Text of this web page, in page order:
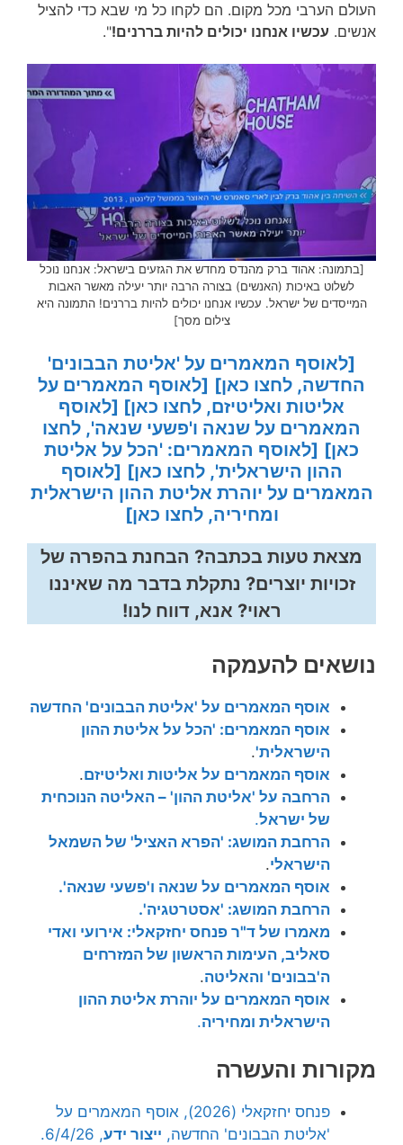
העולם הערבי מכל מקום. הם לקחו כל מי שבא כדי להציל
אנשים. עכשיו אנחנו יכולים להיות בררנים!".
[בתמונה: אהוד ברק מהנדס מחדש את הגזעים בישראל: אנחנו נוכל
לשלוט באיכות (האנשים) בצורה הרבה יותר יעילה מאשר האבות
המייסדים של ישראל. עכשיו אנחנו יכולים להיות בררנים! התמונה היא
צילום מסך]
[לאוסף המאמרים על 'אליטת הבבונים'
החדשה, לחצו כאן] [לאוסף המאמרים על
אליטות ואליטיזם, לחצו כאן] [לאוסף
המאמרים על שנאה ו'פשעי שנאה', לחצו
כאן] [לאוסף המאמרים: 'הכל על אליטת
ההון הישראלית', לחצו כאן] [לאוסף
המאמרים על יוהרת אליטת ההון הישראלית
ומחיריה, לחצו כאן]
מצאת טעות בכתבה? הבחנת בהפרה של
זכויות יוצרים? נתקלת בדבר מה שאיננו
ראוי? אנא, דווח לנו!
נושאים להעמקה
אוסף המאמרים על 'אליטת הבבונים' החדשה
אוסף המאמרים: 'הכל על אליטת ההון
הישראלית'.
אוסף המאמרים על אליטות ואליטיזם.
הרחבה על 'אליטת ההון' – האליטה הנוכחית
של ישראל.
הרחבת המושג: 'הפרא האציל' של השמאל
הישראלי.
אוסף המאמרים על שנאה ו'פשעי שנאה'.
הרחבת המושג: 'אסטרטגיה'.
מאמרו של ד"ר פנחס יחזקאלי: אירועי ואדי
סאליב, העימות הראשון של המזרחים
ה'בבונים' והאליטה.
אוסף המאמרים על יוהרת אליטת ההון
הישראלית ומחיריה.
מקורות והעשרה
פנחס יחזקאלי (2026), אוסף המאמרים על
'אליטת הבבונים' החדשה, ייצור ידע, 6/4/26.